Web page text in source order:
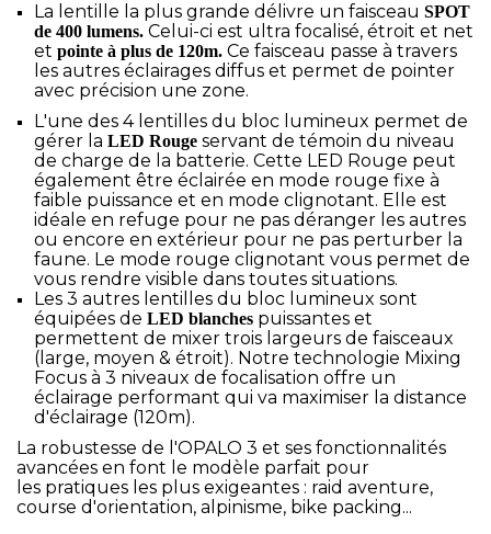
La lentille la plus grande délivre un faisceau SPOT
de 400 lumens. Celui-ci est ultra focalisé, étroit et net
et pointe à plus de 120m. Ce faisceau passe à travers
les autres éclairages diffus et permet de pointer
avec précision une zone.
L'une des 4 lentilles du bloc lumineux permet de
gérer la LED Rouge servant de témoin du niveau
de charge de la batterie. Cette LED Rouge peut
également être éclairée en mode rouge fixe à
faible puissance et en mode clignotant. Elle est
idéale en refuge pour ne pas déranger les autres
ou encore en extérieur pour ne pas perturber la
faune. Le mode rouge clignotant vous permet de
vous rendre visible dans toutes situations.
Les 3 autres lentilles du bloc lumineux sont
équipées de LED blanches puissantes et
permettent de mixer trois largeurs de faisceaux
(large, moyen & étroit). Notre technologie Mixing
Focus à 3 niveaux de focalisation offre un
éclairage performant qui va maximiser la distance
d'éclairage (120m).
La robustesse de l'OPALO 3 et ses fonctionnalités
avancées en font le modèle parfait pour
les pratiques les plus exigeantes : raid aventure,
course d'orientation, alpinisme, bike packing...